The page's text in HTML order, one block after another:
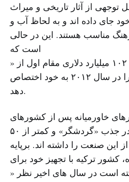
توجهی از آثار تاریخی و میراث
جای داده اند و به لحاظ آب و
مناسب هستند. این در حالی
است که
چین توانسته با درآمد ١٠٢ میلیارد دلاری مقام اول از «
صنعت گردشگری» را در سال ٢٠١٢ به خود اختصاص
دهد.
خاورمیانه پس از کشورهای
آفریقایی کمترین سهم در جذب «گردشگر» و کمتر از ۵٠
از این صنعت را داشته اند. برپایه
کشور ترکیه با تجهیز خود برای
است در سال های اخیر نظر «